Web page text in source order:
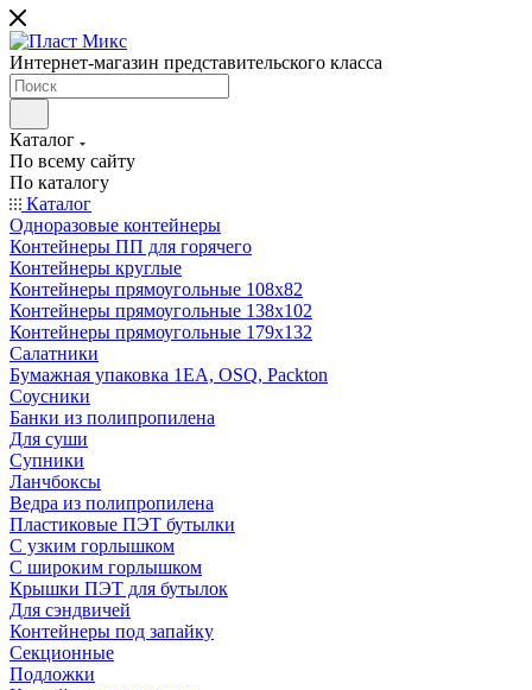
Интернет-магазин представительского класса
Каталог
По всему сайту
По каталогу
Каталог
Одноразовые контейнеры
Контейнеры ПП для горячего
Контейнеры круглые
Контейнеры прямоугольные 108х82
Контейнеры прямоугольные 138х102
Контейнеры прямоугольные 179х132
Салатники
Бумажная упаковка 1ЕА, OSQ, Packton
Соусники
Банки из полипропилена
Для суши
Супники
Ланчбоксы
Ведра из полипропилена
Пластиковые ПЭТ бутылки
С узким горлышком
С широким горлышком
Крышки ПЭТ для бутылок
Для сэндвичей
Контейнеры под запайку
Секционные
Подложки